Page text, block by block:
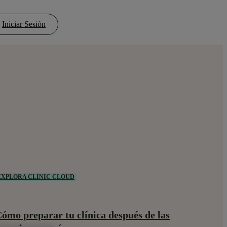
Iniciar Sesión
CLINIC CLOUD
preparar tu clínica después de las